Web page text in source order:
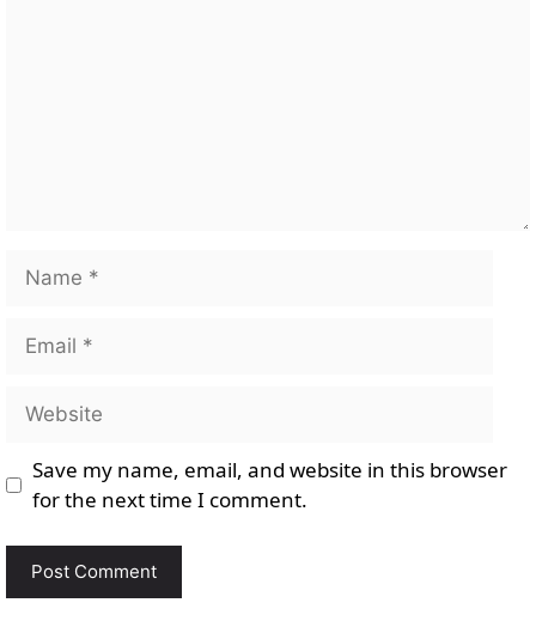
Name
Email
Website
Save my name, email, and website in this browser
for the next time I comment.